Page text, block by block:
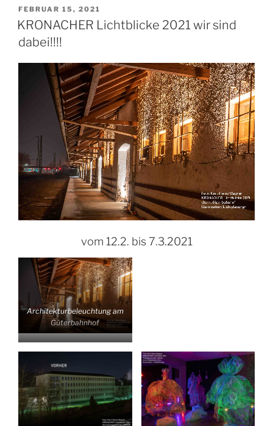
VERÖFFENTLICHT
AM
FEBRUAR 15, 2021
KRONACHER Lichtblicke 2021 wir sind
dabei!!!!
vom 12.2. bis 7.3.2021
Architekturbeleuchtung am
Güterbahnhof